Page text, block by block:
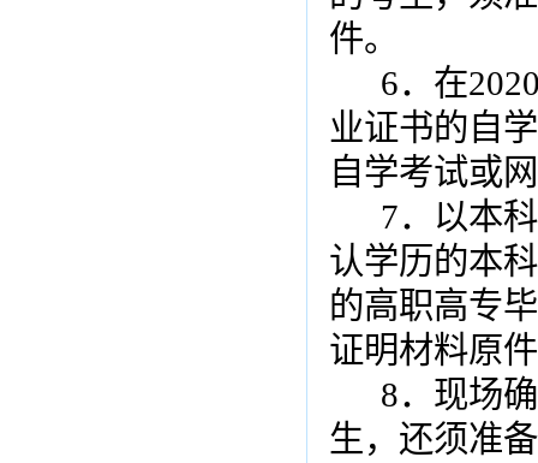
件。
6．在
业证书的自
自学考试或
7．以本
认学历的本
的高职高专
证明材料原
8．现场
生，还须准